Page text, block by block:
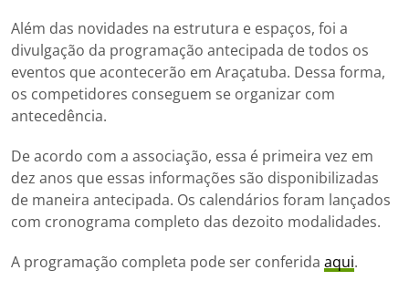
Além das novidades na estrutura e espaços, foi a
divulgação da programação antecipada de todos os
eventos que acontecerão em Araçatuba. Dessa forma,
os competidores conseguem se organizar com
antecedência.
De acordo com a associação, essa é primeira vez em
dez anos que essas informações são disponibilizadas
de maneira antecipada. Os calendários foram lançados
com cronograma completo das dezoito modalidades.
A programação completa pode ser conferida aqui.